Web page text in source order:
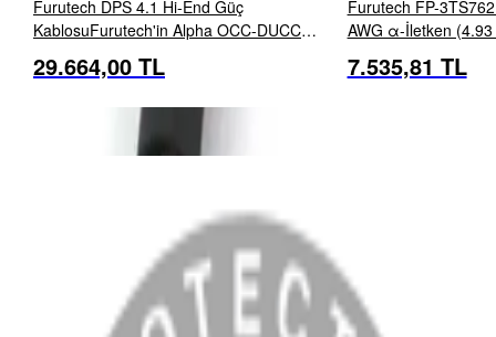
Furutech DPS 4.1 Hi-End Güç
KablosuFurutech'in Alpha OCC-DUCC
iletkeni, Furutech mühendislerinin ses
üretiminde üstün performans
iletkenlerden biridir. Alpha OCC-...
29.664,00 TL
İNCELE
Furutech FP-3TS762
AWG α-İletken
OFC İletken: İnce
damarlarına α
7.535,81 TL
İNCELE
Anasayfa
Hakkımızda
Blog